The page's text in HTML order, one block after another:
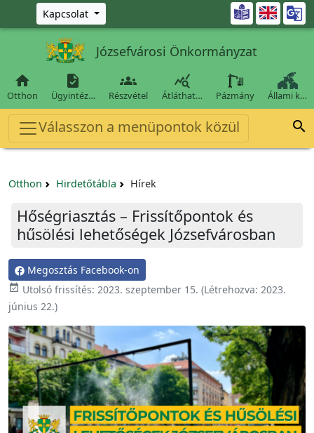
Ugrás a fő tartalomra
Kapcsolat 
Józsefvárosi Önkormányzat

Otthon

Ügyintéz…

Részvétel

Átláthat… Pázmány Állami k…
Válasszon a menüpontok közül 
Otthon Hirdetőtábla Hírek
Hőségriasztás – Frissítőpontok és
hűsölési lehetőségek Józsefvárosban
Megosztás Facebook-on
 Utolsó frissítés: 2023. szeptember 15. (Létrehozva: 2023.
június 22.)